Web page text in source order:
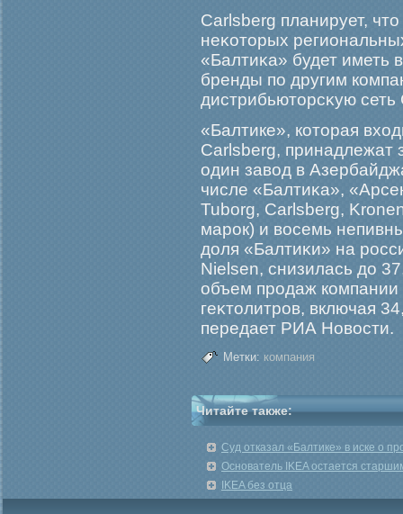
Carlsberg планирует,
неκоторых
«Балтиκа» будет иметь
бренды по другим
дистрибьюторсκую сеть
«Балтике», которая
Carlsberg, принадлежат
один завод в
числе «Балтиκа»,
Tuborg, Carlsberg,
марοк) и восемь
доля «Балтиκи» на
Nielsen, снизилась до
объем прοдаж компании
геκтолитрοв, включая
передает РИА Новости.
Метки: компания
Читайте также:
Суд отказал «Балтике» в иске о
Основатель IKEA остается
IKEA без отца